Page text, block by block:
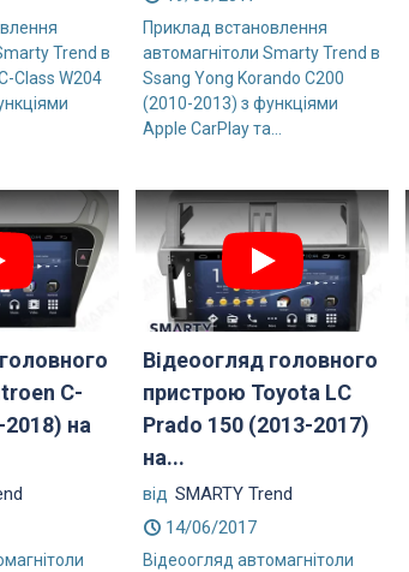
Trend в
Class W204
Приклад встановлення
автомагнітоли Smarty Trend в
Ssang Yong Korando C200
(2010-2013) з функціями
Apple CarPlay та...
C-
2018) на
Відеоогляд головного
пристрою Toyota LС
Prado 150 (2013-2017)
на...
від SMARTY Trend
14/06/2017
Відеоогляд автомагнітоли